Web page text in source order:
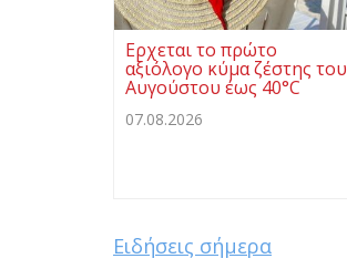
Ερχεται το πρώτο
αξιόλογο κύμα ζέστης του
Αυγούστου έως 40°C
07.08.2026
Ειδήσεις σήμερα